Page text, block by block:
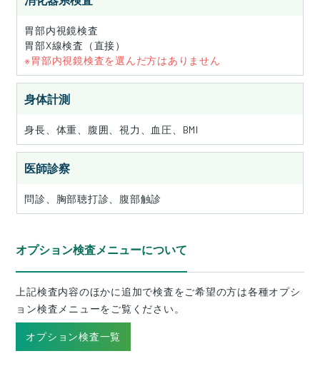
胃部内視鏡検査
胃部X線検査（直接）
※胃部内視鏡検査を選んだ方はありません
身体計測
身長、体重、腹囲、視力、血圧、BMI
医師診察
問診、胸部聴打診、腹部触診
オプション検査メニューについて
上記検査内容のほかに追加で検査をご希望の方は各種オプシ
ョン検査メニューをご覧ください。
オプション検査一覧